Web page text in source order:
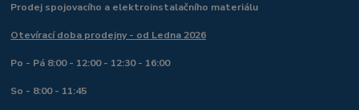
Prodej spojovacího a elektroinstalačního materiálu
Otevírací doba prodejny - od Ledna 2026
Po - Pá 8:00 - 12:00 - 12:30 - 16:00
So - 8:00 - 11:45